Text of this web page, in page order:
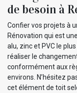
de besoin à
Confier vos projets à
Rénovation qui est
alu, zinc et PVC le
réaliser le
conformément aux
environs. N’hésitez
cet élément de toit